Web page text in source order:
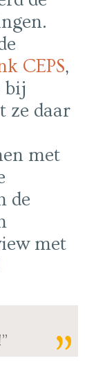
CEPS,
bij
ze daar
met
de
met